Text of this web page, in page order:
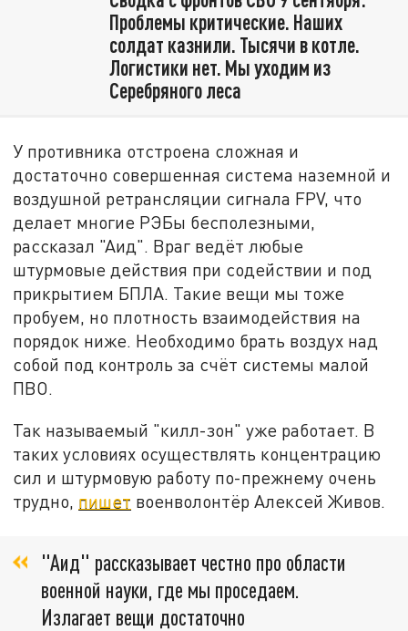
Проблемы критические. Наших
солдат казнили. Тысячи в котле.
Логистики нет. Мы уходим из
Серебряного леса
У противника отстроена сложная и
достаточно совершенная система наземной и
воздушной ретрансляции сигнала FPV, что
делает многие РЭБы бесполезными,
рассказал "Аид". Враг ведёт любые
штурмовые действия при содействии и под
прикрытием БПЛА. Такие вещи мы тоже
пробуем, но плотность взаимодействия на
порядок ниже. Необходимо брать воздух над
собой под контроль за счёт системы малой
ПВО.
Так называемый "килл-зон" уже работает. В
таких условиях осуществлять концентрацию
сил и штурмовую работу по-прежнему очень
трудно, пишет военволонтёр Алексей Живов.
"Аид" рассказывает честно про области
военной науки, где мы проседаем.
Излагает вещи достаточно